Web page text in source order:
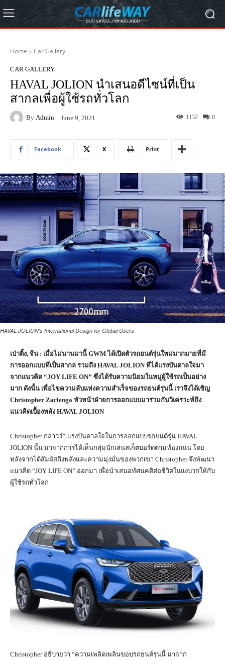
Home Car Gallery
CAR GALLERY
HAVAL JOLION นำเสนอดีไซน์ที่เป็น
สากลเพื่อผู้ใช้รถทั่วโลก
By Admin June 9, 2021 0
1132
Facebook X Print
HAVAL JOLION's International Design for Global Users
เป่าติ้ง, จีน : เมื่อไม่นานมานี้ GWMได้เปิดตัวรถยนต์รุ่นใหม่มากมายที่มี
การออกแบบที่เป็นสากล รวมถึง HAVAL JOLION ที่ได้แรงบันดาลใจมา
จากแนวคิด “JOY LIFE ON” ซึ่งได้รับความนิยมในหมู่ผู้ใช้รถเป็นอย่าง
มาก ดังนั้น เพื่อไขความลับแห่งความสำเร็จของรถยนต์รุ่นนี้ เราจึงได้เชิญ
Christopher Zarlenga หัวหน้าฝ่ายการออกแบบมาร่วมกันวิเคราะห์ถึง
แนวคิดเบื้องหลัง HAVAL JOLION
Christopher กล่าวว่า แรงบันดาลใจในการออกแบบรถยนต์รุ่น HAVAL
JOLION นั้น มาจากการได้เห็นกลุ่มนักเล่นสเก็ตบอร์ดตามท้องถนน โดย
หลังจากได้สัมผัสถึงพลังและความมุ่งมั่นของพวกเขา Christopher จึงพัฒนา
แนวคิด “JOY LIFE ON” ออกมา เพื่อนำเสนอทัศนคติต่อชีวิตในแง่บวกให้กับ
ผู้ใช้รถทั่วโลก
Christopher อธิบายว่า “ความเพลิดเพลินขอบรถยนต์รุ่นนี้ มาจาก